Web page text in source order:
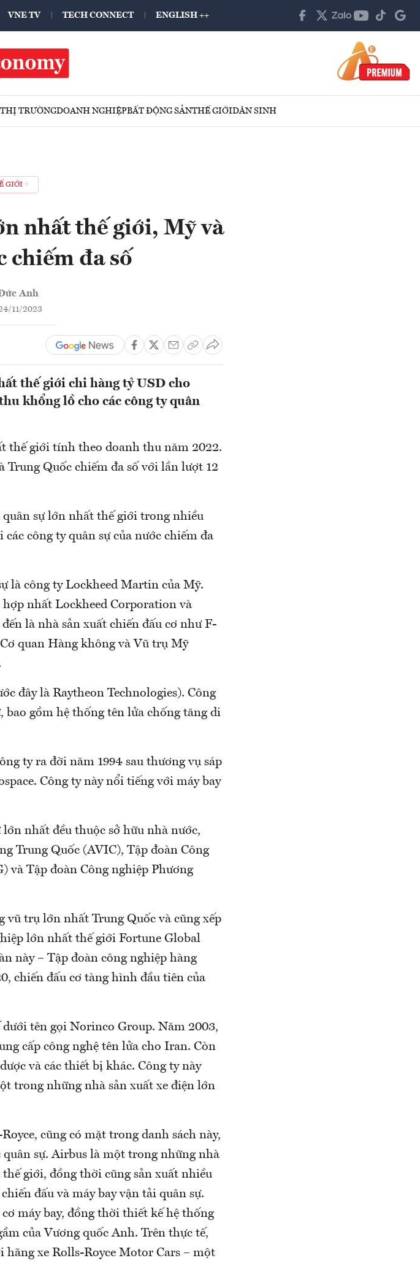
VNE TV TECH CONNECT ENGLISH ++
THỊ TRƯỜNGDOANH NGHIỆPBẤT ĐỘNG SẢNTHẾ GIỚIDÂN SINH
GIỚI
nhất thế giới, Mỹ và
chiếm đa số
Anh
11/2023
thế giới chi hàng tỷ USD cho
khổng lồ cho các công ty quân
thế giới tính theo doanh thu năm 2022.
Trung Quốc chiếm đa số với lần lượt 12
sự lớn nhất thế giới trong nhiều
công ty quân sự của nước chiếm đa
là công ty Lockheed Martin của Mỹ.
nhất Lockheed Corporation và
là nhà sản xuất chiến đấu cơ như F-
quan Hàng không và Vũ trụ Mỹ
đây là Raytheon Technologies). Công
bao gồm hệ thống tên lửa chống tăng di
ty ra đời năm 1994 sau thương vụ sáp
Công ty này nổi tiếng với máy bay
nhất đều thuộc sở hữu nhà nước,
Trung Quốc (AVIC), Tập đoàn Công
và Tập đoàn Công nghiệp Phương
vũ trụ lớn nhất Trung Quốc và cũng xếp
lớn nhất thế giới Fortune Global
này – Tập đoàn công nghiệp hàng
chiến đấu cơ tàng hình đầu tiên của
tên gọi Norinco Group. Năm 2003,
cấp công nghệ tên lửa cho Iran. Còn
và các thiết bị khác. Công ty này
trong những nhà sản xuất xe điện lớn
cũng có mặt trong danh sách này,
sự. Airbus là một trong những nhà
giới, đồng thời cũng sản xuất nhiều
đấu và máy bay vận tải quân sự.
máy bay, đồng thời thiết kế hệ thống
của Vương quốc Anh. Trên thực tế,
xe Rolls-Royce Motor Cars – một